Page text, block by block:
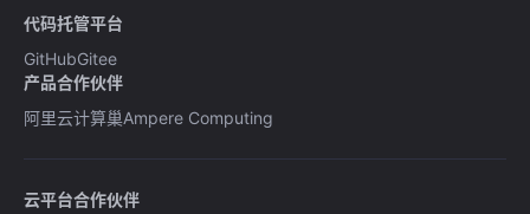
代码托管平台
GitHubGitee
产品合作伙伴
阿里云计算巢Ampere Computing
云平台合作伙伴